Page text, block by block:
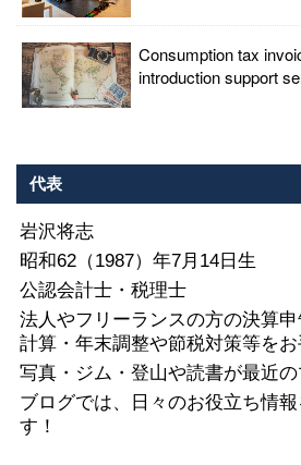
Consumption tax
introduction support
代表
岩沢将志
昭和62（1987）年7月14日生
公認会計士・税理士
法人やフリーランスの方の決算
計算・年末調整や節税対策等をお
写真・ジム・登山や読書が最近
ブログでは、日々のお役立ち情
す！